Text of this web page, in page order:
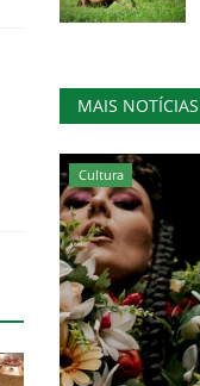
MAIS NOTÍCIAS
Cultura